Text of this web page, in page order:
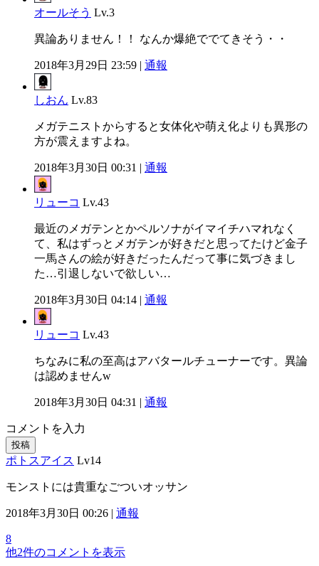
オールそう Lv.3
異論ありません！！ なんか爆絶ででてきそう・・
2018年3月29日 23:59 | 通報
しおん Lv.83
メガテニストからすると女体化や萌え化よりも異形の
方が震えますよね。
2018年3月30日 00:31 | 通報
リューコ Lv.43
最近のメガテンとかペルソナがイマイチハマれなく
て、私はずっとメガテンが好きだと思ってたけど金子
一馬さんの絵が好きだったんだって事に気づきまし
た…引退しないで欲しい…
2018年3月30日 04:14 | 通報
リューコ Lv.43
ちなみに私の至高はアバタールチューナーです。異論
は認めませんw
2018年3月30日 04:31 | 通報
コメントを入力
投稿
ポトスアイス Lv14
モンストには貴重なごついオッサン
2018年3月30日 00:26 | 通報
8
他2件のコメントを表示